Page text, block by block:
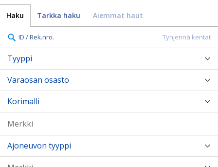
Haku Tarkka haku Aiemmat haut
Tyhjennä kentät
ID / Rek.nro.
Tyyppi
Varaosan osasto
Korimalli
Ajoneuvon tyyppi